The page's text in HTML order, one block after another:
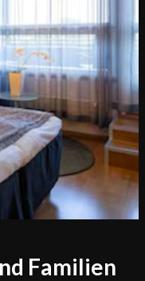
Familien